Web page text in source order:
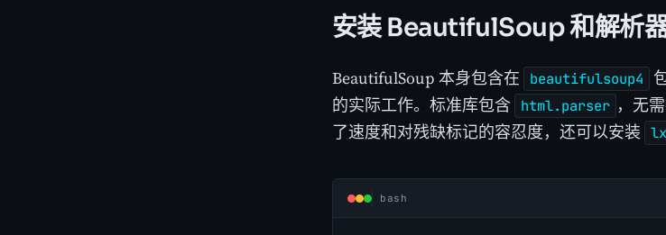
安装 BeautifulSoup 和解析
BeautifulSoup 本身包含在 beautifulsoup4
的实际工作。标准库包含 html.parser ，无
了速度和对残缺标记的容忍度，还可以安装
bash